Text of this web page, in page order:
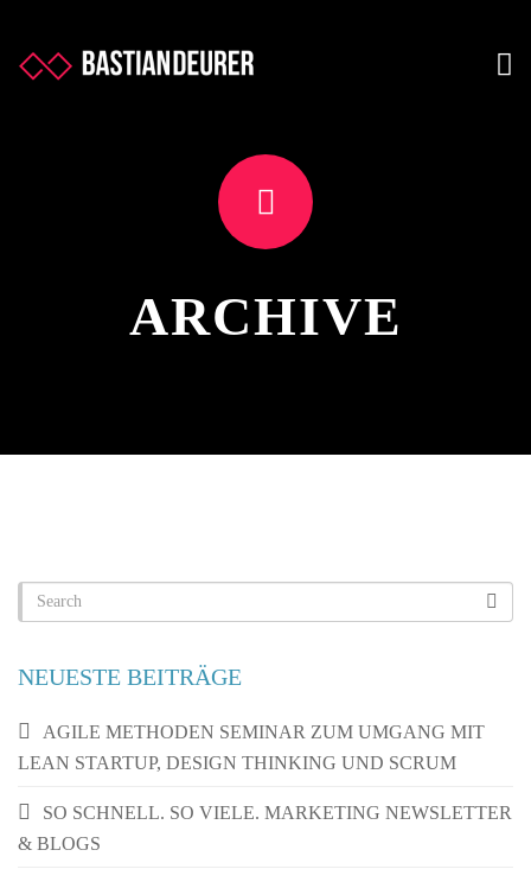
ARCHIVE
NEUESTE BEITRÄGE
AGILE METHODEN SEMINAR ZUM UMGANG MIT
LEAN STARTUP, DESIGN THINKING UND SCRUM
SO SCHNELL. SO VIELE. MARKETING NEWSLETTER
& BLOGS